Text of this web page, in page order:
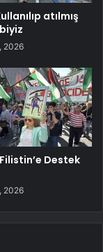
atılmış
2026
Destek
2026